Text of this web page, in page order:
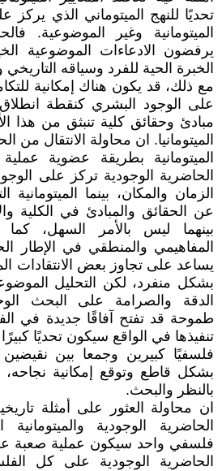
تحديًا للنهج الميتوماني الذي يركز
الميتومانية وغير الموضوعية.
يرفضون الادعاءات الموضوعية
الخبرة الحية للفرد وسياقه التاريخي
مع ذلك، قد يكون هناك إمكانية
على الوجود البشري كنقطة
مبادئ وحقائق كلية تنبثق من هذا
الميتومانيا. ان محاولة الانتقال من
الميتومانية بطريقة عضوية
الحاضرية الوجودية تركز على
الزمان والمكان، بينما الميتومانية
عن الحقائق والمبادئ في الكلية
بينهما ليس بالأمر السهل، كما
المفاهيمي والمنطقي في الإطار
يساعد على تجاوز بعض الانتقادات
بشكل منفرد، لكن التحليل
الدقة والصرامة على البحث
طموحة قد تفتح آفاقًا جديدة في
تنفيذها في الواقع سيكون تحديًا
فلسفيًا كبيرين وجمعا بين
بشكل قاطع وتوقع إمكانية
بالنظر والبحث.
ان محاولة العثور على أمثلة
الحاضرية الوجودية
فلسفي واحد سيكون عملية صعبة
الحاضرية الوجودية على كل